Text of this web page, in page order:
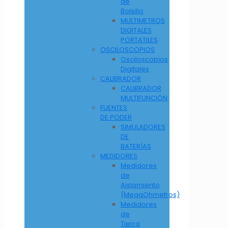
Bolsillo
MULTIMETROS
DIGITALES
PORTATILES
OSCILOSCOPIOS
Osciloscopios
Digitales
CALIBRADOR
CALIBRADOR
MULTIFUNCIÓN
FUENTES
DE PODER
SIMULADORES
DE
BATERÍAS
MEDIDORES
Medidores
de
Aislamiento
(MegaOhmetros)
Medidores
de
Tierra